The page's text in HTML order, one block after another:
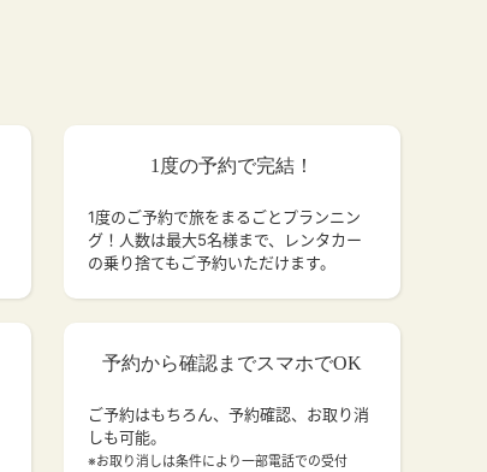
1度の予約で完結！
1度のご予約で旅をまるごとプランニン
グ！人数は最大5名様まで、レンタカー
の乗り捨てもご予約いただけます。
予約から確認までスマホでOK
ご予約はもちろん、予約確認、お取り消
しも可能。
※お取り消しは条件により一部電話での受付